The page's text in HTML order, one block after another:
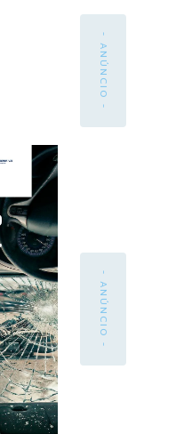
- ANÚNCIO -
- ANÚNCIO -